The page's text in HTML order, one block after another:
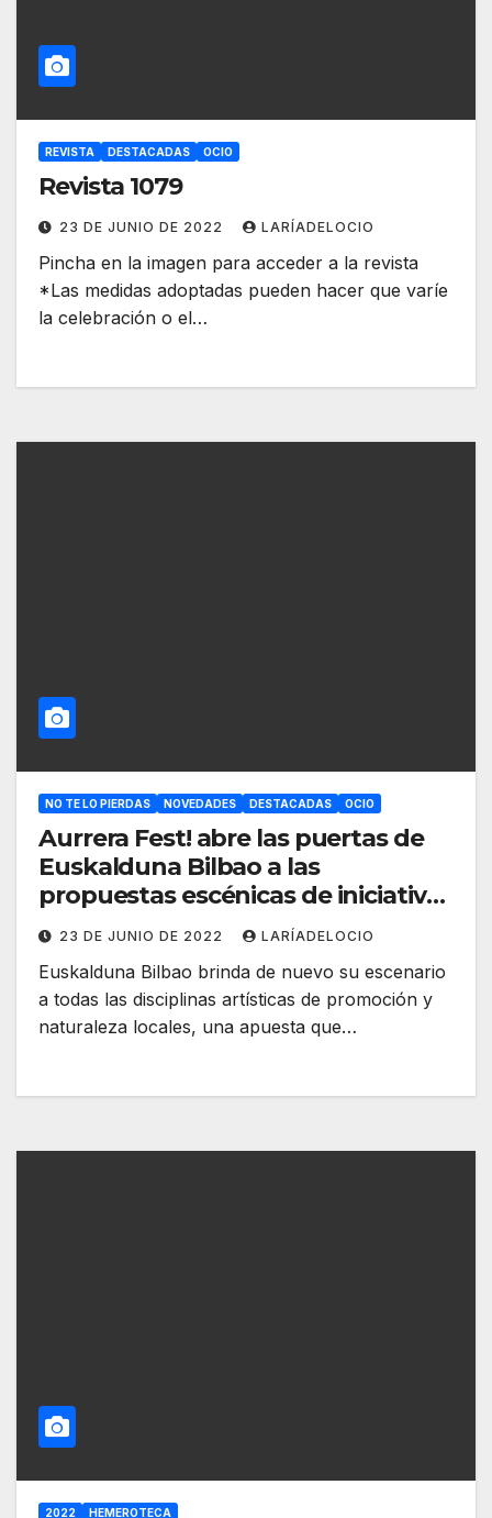
REVISTA DESTACADAS OCIO
Revista 1079
23 DE JUNIO DE 2022 LARÍADELOCIO
Pincha en la imagen para acceder a la revista
*Las medidas adoptadas pueden hacer que varíe
la celebración o el…
NO TE LO PIERDAS NOVEDADES DESTACADAS OCIO
Aurrera Fest! abre las puertas de
Euskalduna Bilbao a las
propuestas escénicas de iniciativa
local
23 DE JUNIO DE 2022 LARÍADELOCIO
Euskalduna Bilbao brinda de nuevo su escenario
a todas las disciplinas artísticas de promoción y
naturaleza locales, una apuesta que…
2022 HEMEROTECA